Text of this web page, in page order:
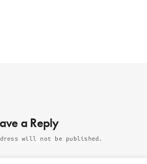
a Reply
will not be published.
na imprensa
contactos